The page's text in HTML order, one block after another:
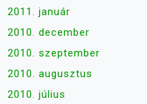
2011. január
2010. december
2010. szeptember
2010. augusztus
2010. július